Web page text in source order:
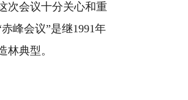
次会议十分关心和重
峰会议”是继1991年
典型。